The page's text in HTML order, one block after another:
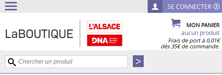
SE CONNECTER
MON PANIER
aucun produit
Frais de port à 0,01€
dès 35€ de commande.